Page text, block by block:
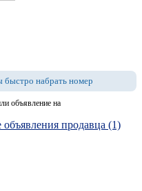
быстро набрать номер
объявление на
объявления продавца (1)